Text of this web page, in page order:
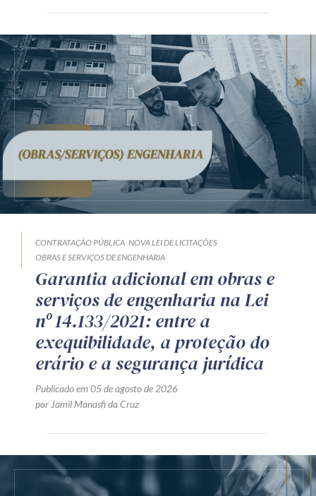
CONTRATAÇÃO PÚBLICA NOVA LEI DE LICITAÇÕES
OBRAS E SERVIÇOS DE ENGENHARIA
Garantia adicional em obras e
serviços de engenharia na Lei
nº 14.133/2021: entre a
exequibilidade, a proteção do
erário e a segurança jurídica
Publicado em 05 de agosto de 2026
por Jamil Manasfi da Cruz